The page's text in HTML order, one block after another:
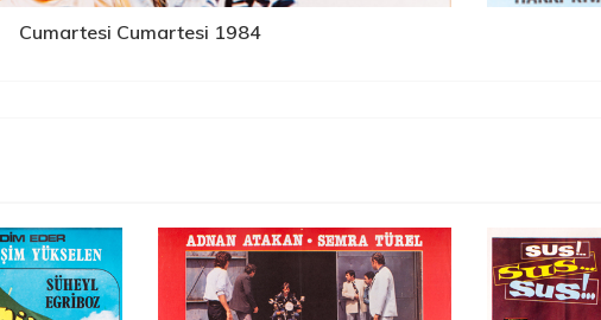
Cumartesi Cumartesi 1984